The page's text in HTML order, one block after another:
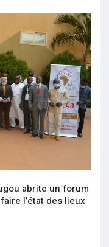
abrite un forum
l’état des lieux